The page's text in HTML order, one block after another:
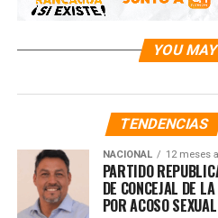
YOU
TENDENCIAS
NACIONAL 12 meses
PARTIDO
DE CONCEJAL DE
POR ACOSO SEXUAL